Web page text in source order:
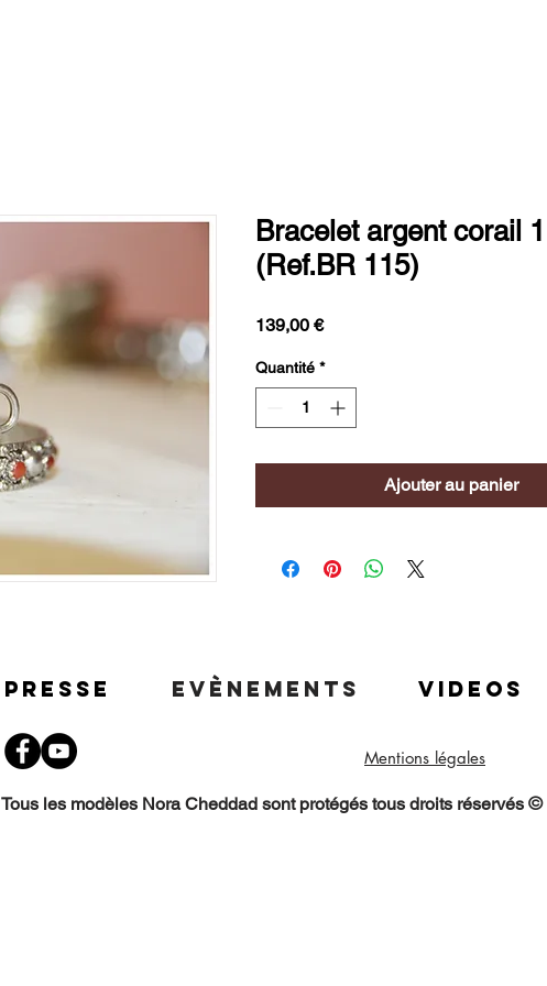
Bracelet argent corail
(Ref.BR 115)
139,00 €Prix
Quantité *
Ajouter au panier
Presse Evènements videos
Mentions légales
Tous les modèles Nora Cheddad sont protégés tous droits réservés ©